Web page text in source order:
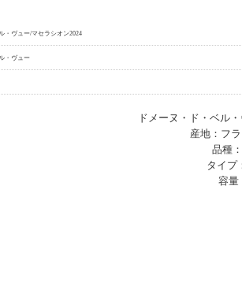
・ヴュー/マセラシオン2024
・ヴュー
ドメーヌ・ド・ベル
産地：フ
品種
タイプ
容量